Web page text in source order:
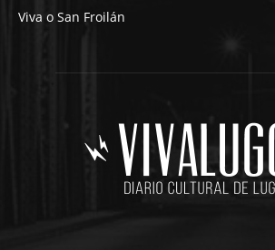
Viva o San Froilán